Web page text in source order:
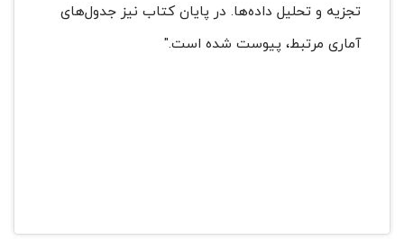
تجزیه و تحلیل داده‌ها. در پایان کتاب نیز جدول‌های
آماری مرتبط، پیوست شده است."